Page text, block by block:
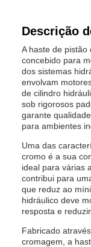
Descrição
A haste de
concebido para
dos sistemas
envolvam
de cilindro
sob rigorosos
garante
para ambientes
Uma das
cromo é a sua
ideal para várias
contribui para
que reduz ao
hidráulico deve
resposta e
Fabricado
cromagem, a